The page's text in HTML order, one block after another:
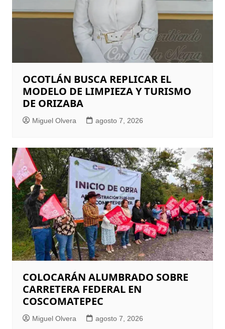
OCOTLÁN BUSCA REPLICAR EL
MODELO DE LIMPIEZA Y TURISMO
DE ORIZABA
Miguel Olvera agosto 7, 2026
COLOCARÁN ALUMBRADO SOBRE
CARRETERA FEDERAL EN
COSCOMATEPEC
Miguel Olvera agosto 7, 2026